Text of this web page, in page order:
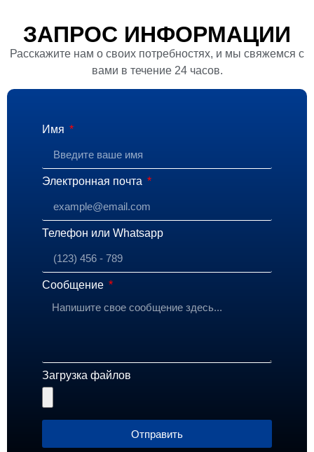
ЗАПРОС ИНФОРМАЦИИ
Расскажите нам о своих потребностях, и мы свяжемся с
вами в течение 24 часов.
Имя
Электронная почта
Телефон или Whatsapp
Сообщение
Загрузка файлов
Отправить